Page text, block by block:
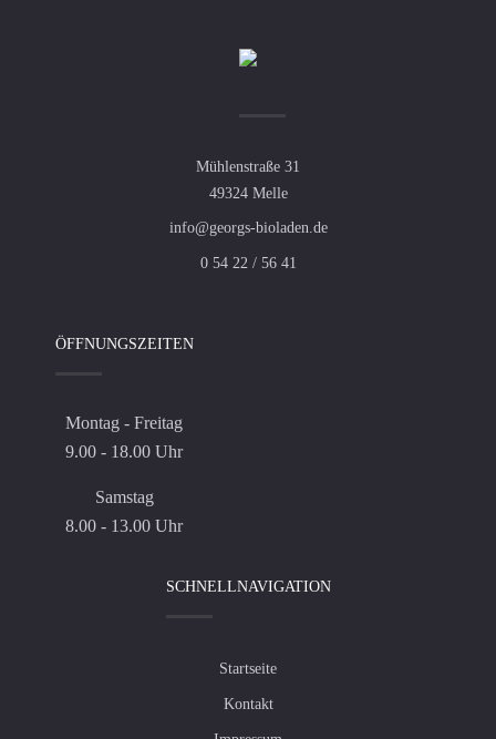
Mühlenstraße 31
49324 Melle
info@georgs-bioladen.de
0 54 22 / 56 41
ÖFFNUNGSZEITEN
Montag - Freitag
9.00 - 18.00 Uhr
Samstag
8.00 - 13.00 Uhr
SCHNELLNAVIGATION
Startseite
Kontakt